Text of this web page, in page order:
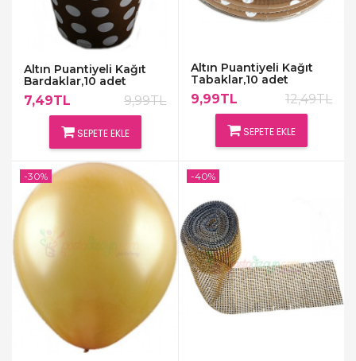
Altın Puantiyeli Kağıt
Bardaklar,10 adet
7,49TL 9,99TL
SEPETE EKLE
Altın Puantiyeli Kağıt
Tabaklar,10 adet
9,99TL 12,49TL
SEPETE EKLE
-30% -40%